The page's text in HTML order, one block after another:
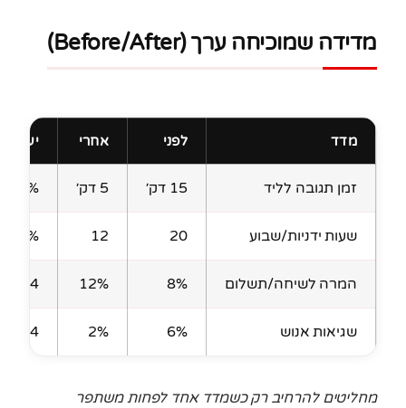
מדידה שמוכיחה ערך (Before/After)
מדד לפני אחרי יעד
זמן תגובה לליד 15 דק׳ 5 דק׳ 65%
שעות ידניות/שבוע 20
12
40%
המרה לשיחה/תשלום 8%
12% 4 נק׳
שגיאות אנוש 6%
2% 4 נק׳
מחליטים להרחיב רק כשמדד אחד לפחות משתפר